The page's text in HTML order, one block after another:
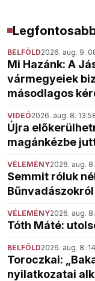
BELFÖLD2026. aug. 9.
Mi Hazánk: A
vármegyeiek
másodlagos
VIDEÓ2026. aug. 8.
Újra
magánkézbe
VÉLEMÉNY2026. aug.
Semmit róluk
VÉLEMÉNY2026. aug.
Tóth Máté:
BELFÖLD2026. aug. 8.
Toroczkai:
nyilatkozatai